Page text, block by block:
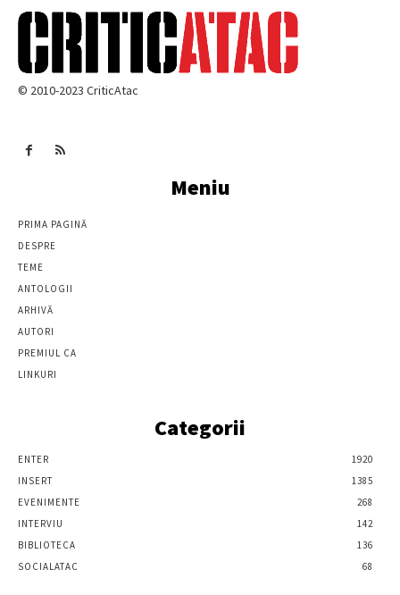
© 2010-2023 CriticAtac
Meniu
PRIMA PAGINĂ
DESPRE
TEME
ANTOLOGII
ARHIVĂ
AUTORI
PREMIUL CA
LINKURI
Categorii
ENTER
1920
INSERT
1385
EVENIMENTE
268
INTERVIU
142
BIBLIOTECA
136
SOCIALATAC
68